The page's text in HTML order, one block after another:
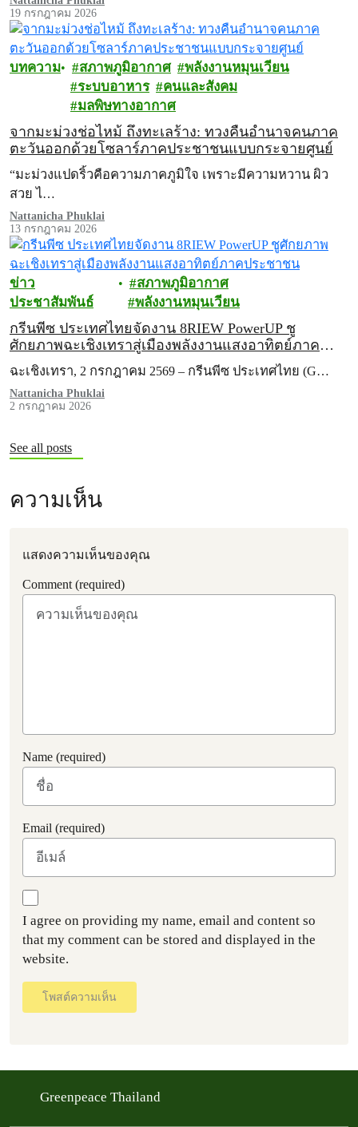
19 กรกฎาคม 2026
บทความ สภาพภูมิอากาศ
พลังงานหมุนเวียน
ระบบอาหาร
คนและสังคม
มลพิษทางอากาศ
จากมะม่วงช่อไหม้ ถึงทะเลร้าง: ทวงคืนอำนาจคนภาค
ตะวันออกด้วยโซลาร์ภาคประชาชนแบบกระจายศูนย์
“มะม่วงแปดริ้วคือความภาคภูมิใจ เพราะมีความหวาน ผิว
สวย ไ…
Nattanicha Phuklai
13 กรกฎาคม 2026
ข่าว
ประชาสัมพันธ์
สภาพภูมิอากาศ
พลังงานหมุนเวียน
กรีนพีซ ประเทศไทยจัดงาน 8RIEW PowerUP ชู
ศักยภาพฉะเชิงเทราสู่เมืองพลังงานแสงอาทิตย์ภาค
ประชาชน
ฉะเชิงเทรา, 2 กรกฎาคม 2569 – กรีนพีซ ประเทศไทย (G…
Nattanicha Phuklai
2 กรกฎาคม 2026
See all posts
ความเห็น
แสดงความเห็นของคุณ
Comment (required)
Name (required)
Email (required)
I agree on providing my name, email and content so
that my comment can be stored and displayed in the
website.
โพสต์ความเห็น
Greenpeace Thailand